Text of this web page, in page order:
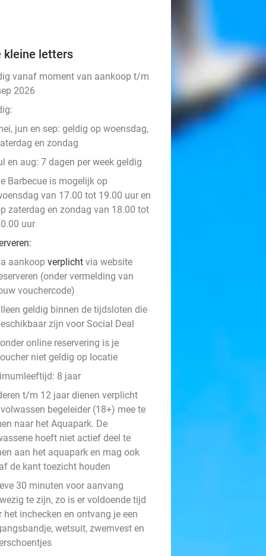
kleine letters
vanaf moment van aankoop t/m
2026
jun en sep: geldig op woensdag,
en zondag
en aug: 7 dagen per week geldig
Barbecue is mogelijk op
van 17.00 tot 19.00 uur en
zaterdag en zondag van 18.00 tot
uur
aankoop verplicht via website
(onder vermelding van
vouchercode)
geldig binnen de tijdsloten die
zijn voor Social Deal
online reservering is je
niet geldig op locatie
8 jaar
t/m 12 jaar dienen verplicht
begeleider (18+) mee te
naar het Aquapark. De
hoeft niet actief deel te
aan het aquapark en mag ook
de kant toezicht houden
30 minuten voor aanvang
te zijn, zo is er voldoende tijd
het inchecken en ontvang je een
wetsuit, zwemvest en